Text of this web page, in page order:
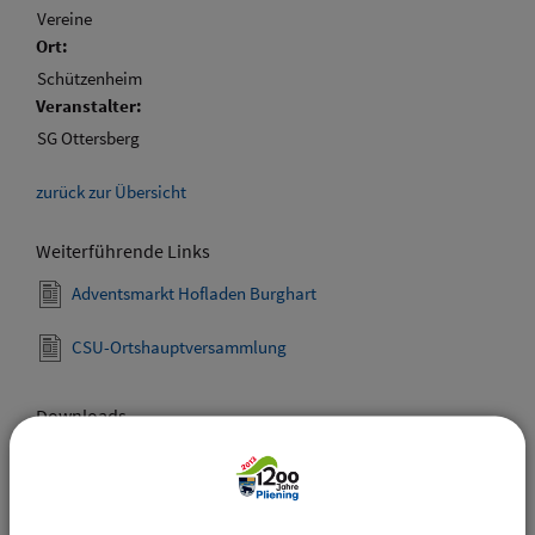
Vereine
Ort:
Schützenheim
Veranstalter:
SG Ottersberg
zurück zur Übersicht
Weiterführende Links
Adventsmarkt Hofladen Burghart
CSU-Ortshauptversammlung
Downloads
Den gewählten Termin als VCS-Kalenderdatei